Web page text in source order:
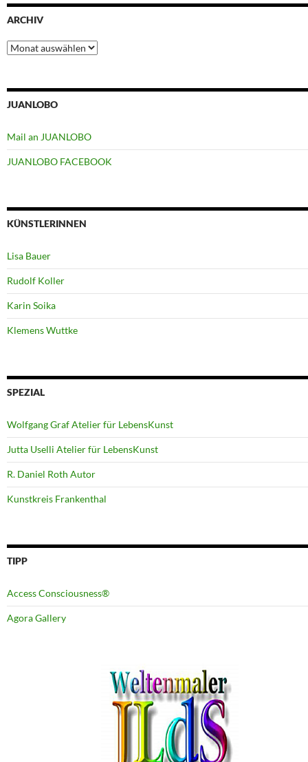
ARCHIV
Archiv
JUANLOBO
Mail an JUANLOBO
JUANLOBO FACEBOOK
KÜNSTLERINNEN
Lisa Bauer
Rudolf Koller
Karin Soika
Klemens Wuttke
SPEZIAL
Wolfgang Graf Atelier für LebensKunst
Jutta Uselli Atelier für LebensKunst
R. Daniel Roth Autor
Kunstkreis Frankenthal
TIPP
Access Consciousness®
Agora Gallery